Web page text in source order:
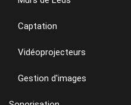
Captation
Vidéoprojecteurs
Gestion d'images